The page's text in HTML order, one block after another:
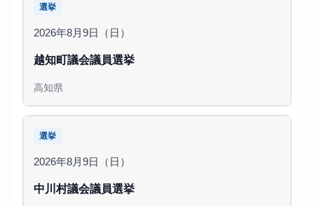
選挙
2026年8月9日（日）
越知町議会議員選挙
高知県
選挙
2026年8月9日（日）
中川村議会議員選挙